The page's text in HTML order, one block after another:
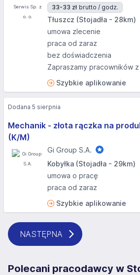
33-33 zł brutto / godz.
Tłuszcz (Stojadła - 28km)
umowa zlecenie
praca od zaraz
bez doświadczenia
Zapraszamy pracowników
Szybkie aplikowanie
Mechanik - złota rączka na
(K/M)
Gi Group S.A.
Kobyłka (Stojadła - 29km)
umowa o pracę
praca od zaraz
Szybkie aplikowanie
Dodana 5 sierpnia
NASTĘPNA
Polecani pracodawcy w